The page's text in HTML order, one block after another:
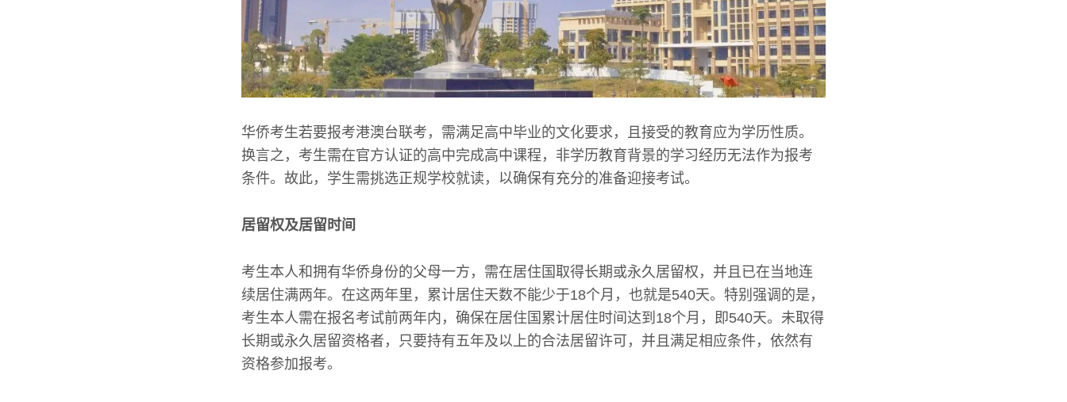
华侨考生若要报考港澳台联考，需满足高中毕业的文化要求，且接受的教育应为学历性质。
换言之，考生需在官方认证的高中完成高中课程，非学历教育背景的学习经历无法作为报考
条件。故此，学生需挑选正规学校就读，以确保有充分的准备迎接考试。
居留权及居留时间
考生本人和拥有华侨身份的父母一方，需在居住国取得长期或永久居留权，并且已在当地连
续居住满两年。在这两年里，累计居住天数不能少于18个月，也就是540天。特别强调的是，
考生本人需在报名考试前两年内，确保在居住国累计居住时间达到18个月，即540天。未取得
长期或永久居留资格者，只要持有五年及以上的合法居留许可，并且满足相应条件，依然有
资格参加报考。